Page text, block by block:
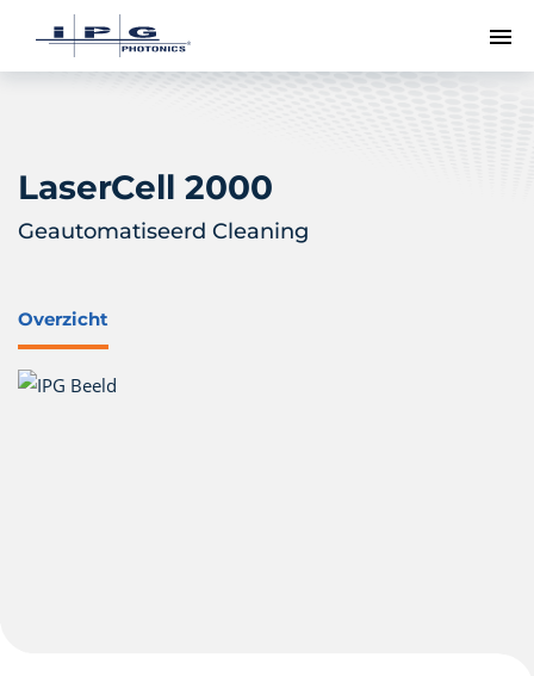
LaserCell 2000
Geautomatiseerd Cleaning
Overzicht